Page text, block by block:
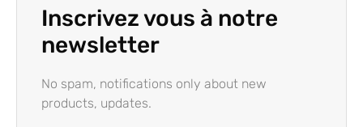
Inscrivez vous à notre
newsletter
No spam, notifications only about new
products, updates.